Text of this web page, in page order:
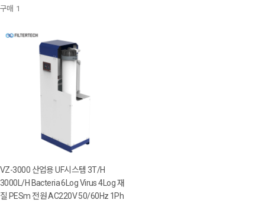
구매 1
VZ-3000 산업용 UF시스템 3T/H
3000L/H Bacteria 6Log Virus 4Log 재
질 PESm 전원 AC220V 50/60Hz 1Ph